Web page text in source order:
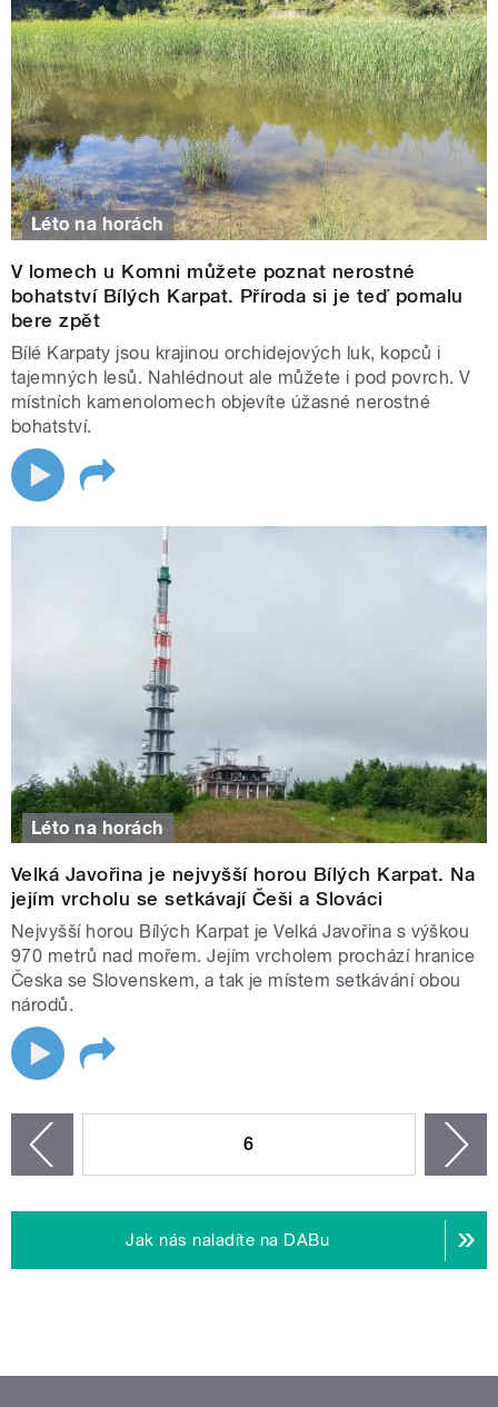
Léto na horách
V lomech u Komni můžete poznat nerostné
bohatství Bílých Karpat. Příroda si je teď pomalu
bere zpět
Bílé Karpaty jsou krajinou orchidejových luk, kopců i
tajemných lesů. Nahlédnout ale můžete i pod povrch. V
místních kamenolomech objevíte úžasné nerostné
bohatství.
Léto na horách
Velká Javořina je nejvyšší horou Bílých Karpat. Na
jejím vrcholu se setkávají Češi a Slováci
Nejvyšší horou Bílých Karpat je Velká Javořina s výškou
970 metrů nad mořem. Jejím vrcholem prochází hranice
Česka se Slovenskem, a tak je místem setkávání obou
národů.
6
Jak nás naladíte na DABu